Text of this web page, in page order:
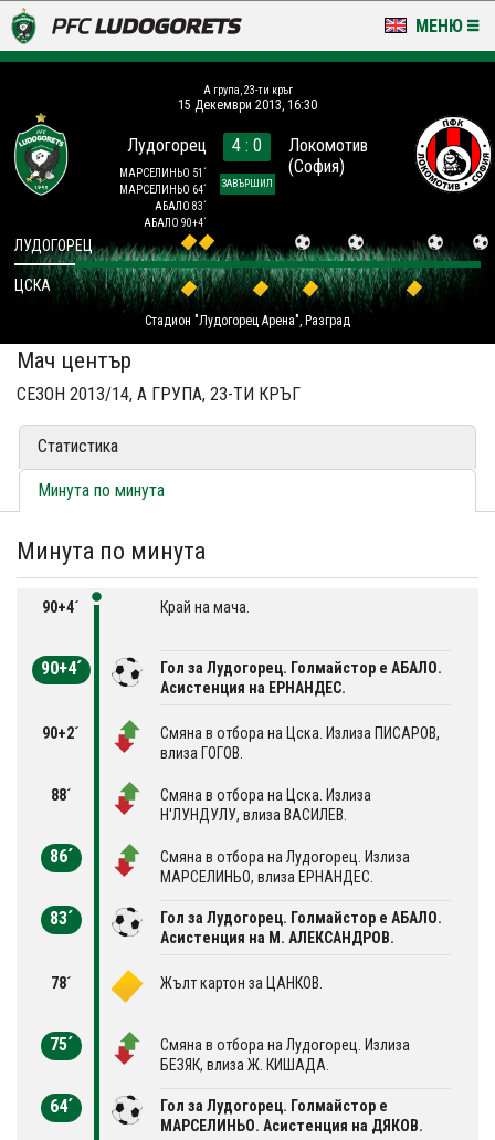
МЕНЮ
LUDOGORETS TV
НА ТЕРЕНА
КЛУБ
A група, 23-ти кръг
15 Декември 2013, 16:30
Лудогорец
МАРСЕЛИНЬО 51´
МАРСЕЛИНЬО 64´
АБАЛО 83´
АБАЛО 90+4´
4 : 0
ЗАВЪРШИЛ
Локомотив
(София)
Стадион "Лудогорец Арена", Разград
ЛУДОГОРЕЦ
ЦСКА
Мач център
СЕЗОН 2013/14, A ГРУПА, 23-ТИ КРЪГ
Статистика
Минута по минута
Минута по минута
90+4´ Край на мача.
90+4´
Гол за Лудогорец. Голмайстор е АБАЛО.
Асистенция на ЕРНАНДЕС.
90+2´
Смяна в отбора на Цска. Излиза ПИСАРОВ,
влиза ГОГОВ.
88´
Смяна в отбора на Цска. Излиза
Н'ЛУНДУЛУ, влиза ВАСИЛЕВ.
86´
Смяна в отбора на Лудогорец. Излиза
МАРСЕЛИНЬО, влиза ЕРНАНДЕС.
83´
Гол за Лудогорец. Голмайстор е АБАЛО.
Асистенция на М. АЛЕКСАНДРОВ.
78´ Жълт картон за ЦАНКОВ.
75´
Смяна в отбора на Лудогорец. Излиза
БЕЗЯК, влиза Ж. КИШАДА.
64´
Гол за Лудогорец. Голмайстор е
МАРСЕЛИНЬО. Асистенция на ДЯКОВ.